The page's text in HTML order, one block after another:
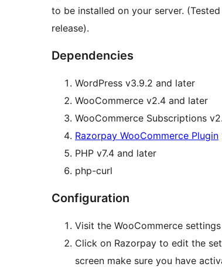
to be installed on your server.
release).
Dependencies
WordPress v3.9.2 and later
WooCommerce v2.4 and later
WooCommerce Subscriptions
Razorpay WooCommerce Plugin
PHP v7.4 and later
php-curl
Configuration
Visit the WooCommerce
Click on Razorpay to edit the
screen make sure you have